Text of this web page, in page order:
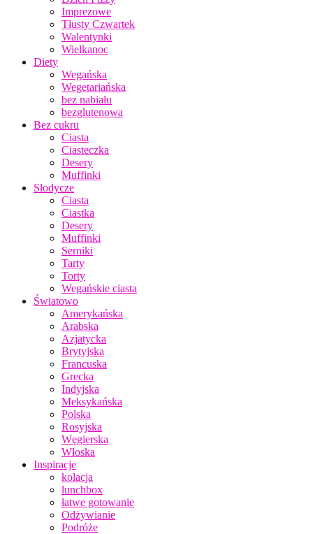
Imprezowe
Tłusty Czwartek
Walentynki
Wielkanoc
Diety
Wegańska
Wegetariańska
bez nabiału
bezglutenowa
Bez cukru
Ciasta
Ciasteczka
Desery
Muffinki
Słodycze
Ciasta
Ciastka
Desery
Muffinki
Serniki
Tarty
Torty
Wegańskie ciasta
Światowo
Amerykańska
Arabska
Azjatycka
Brytyjska
Francuska
Grecka
Indyjska
Meksykańska
Polska
Rosyjska
Węgierska
Włoska
Inspiracje
kolacja
lunchbox
łatwe gotowanie
Odżywianie
Podróże